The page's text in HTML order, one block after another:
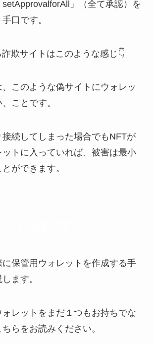
」（全て承認）を
口です。
欺サイトはこのような感じ👇
、このような偽サイトにウォレッ
ことです。
続してしまった場合でもNFTが
トに入っていれば、被害は最小
ができます。
に保管用ウォレットを作成する手
ます。
レットをまだ１つもお持ちでな
らをお読みください。